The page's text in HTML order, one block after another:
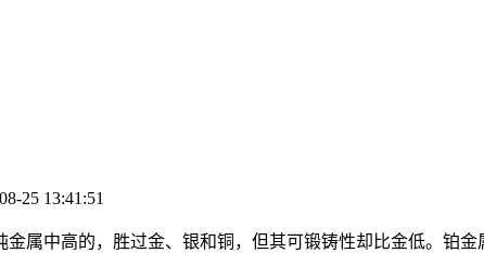
25 13:41:51
属中高的，胜过金、银和铜，但其可锻铸性却比金低。铂